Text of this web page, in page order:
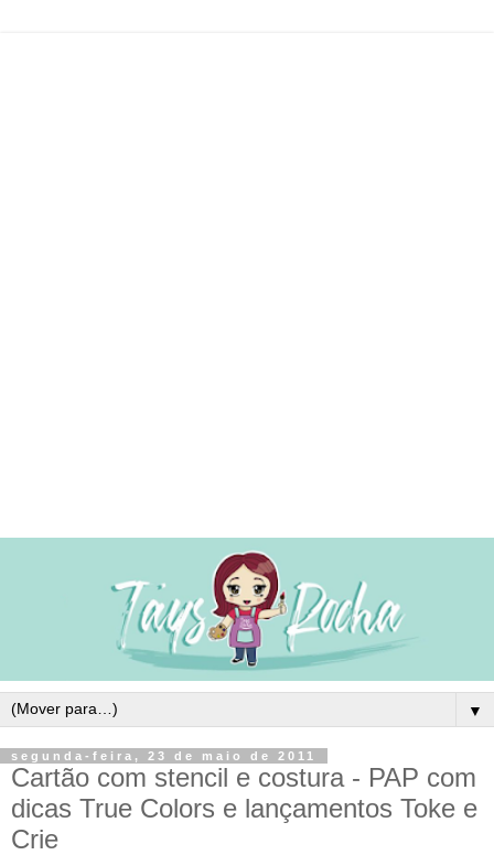
▼
segunda-feira, 23 de maio de 2011
Cartão com stencil e costura - PAP com
dicas True Colors e lançamentos Toke e
Crie